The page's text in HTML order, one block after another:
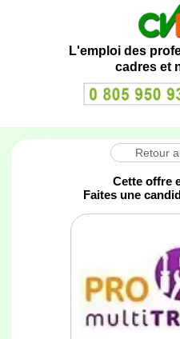
L'emploi des
cadres et
Retour
Cette offre
Faites une